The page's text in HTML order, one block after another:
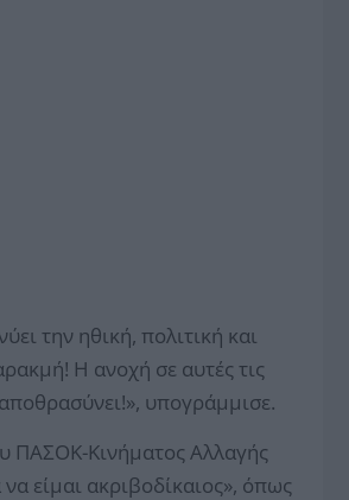
την ηθική, πολιτική και
Η ανοχή σε αυτές τις
υπογράμμισε.
ΠΑΣΟΚ-Κινήματος Αλλαγής
να είμαι ακριβοδίκαιος», όπως